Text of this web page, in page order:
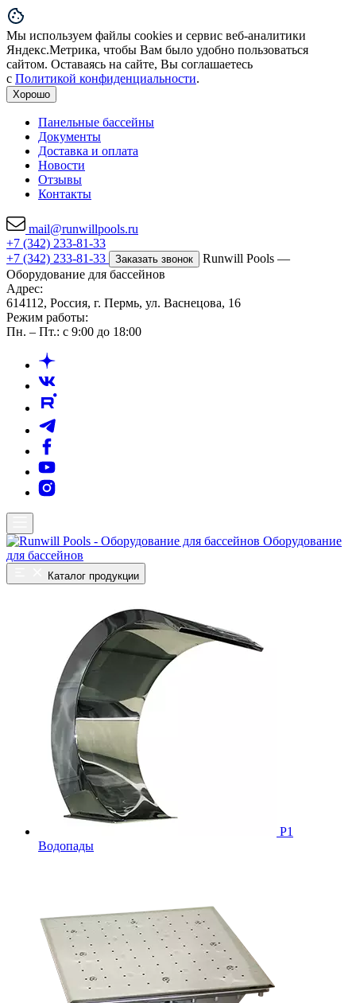
Мы используем файлы cookies и сервис веб-аналитики
Яндекс.Метрика, чтобы Вам было удобно пользоваться
сайтом. Оставаясь на сайте, Вы соглашаетесь
с Политикой конфиденциальности.
Хорошо
Панельные бассейны
Документы
Доставка и оплата
Новости
Отзывы
Контакты
mail@runwillpools.ru
+7 (342) 233-81-33
+7 (342) 233-81-33
Заказать звонок
Runwill Pools —
Оборудование для бассейнов
Адрес:
614112, Россия, г. Пермь, ул. Васнецова, 16
Режим работы:
Пн. – Пт.: с 9:00 до 18:00
Оборудование
для бассейнов
Каталог продукции
Р1
Водопады